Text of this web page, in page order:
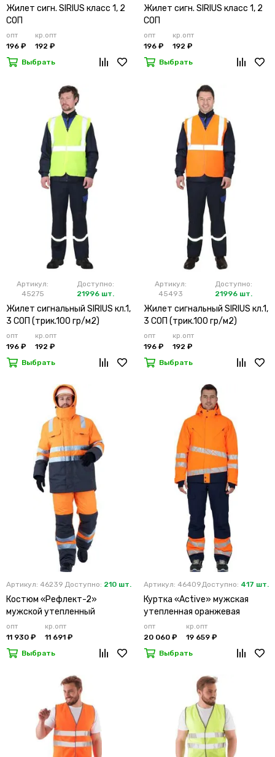
Жилет сигн. SIRIUS класс 1, 2
СОП
опт
196 ₽
кр.опт
192 ₽
Выбрать
Жилет сигн. SIRIUS класс 1, 2
СОП
опт
196 ₽
кр.опт
192 ₽
Выбрать
Артикул:
45275
Доступно:
21996 шт.
Жилет сигнальный SIRIUS кл.1,
3 СОП (трик.100 гр/м2)
лимонный
опт
196 ₽
кр.опт
192 ₽
Выбрать
Артикул:
45493
Доступно:
21996 шт.
Жилет сигнальный SIRIUS кл.1,
3 СОП (трик.100 гр/м2)
оранжевый
опт
196 ₽
кр.опт
192 ₽
Выбрать
Артикул: 46239 Доступно: 210 шт.
Костюм «Рефлект-2»
мужской утепленный
оранжевый с п/к
опт
11 930 ₽
кр.опт
11 691 ₽
Выбрать
Артикул: 46409Доступно: 417 шт.
Куртка «Active» мужская
утепленная оранжевая
опт
20 060 ₽
кр.опт
19 659 ₽
Выбрать